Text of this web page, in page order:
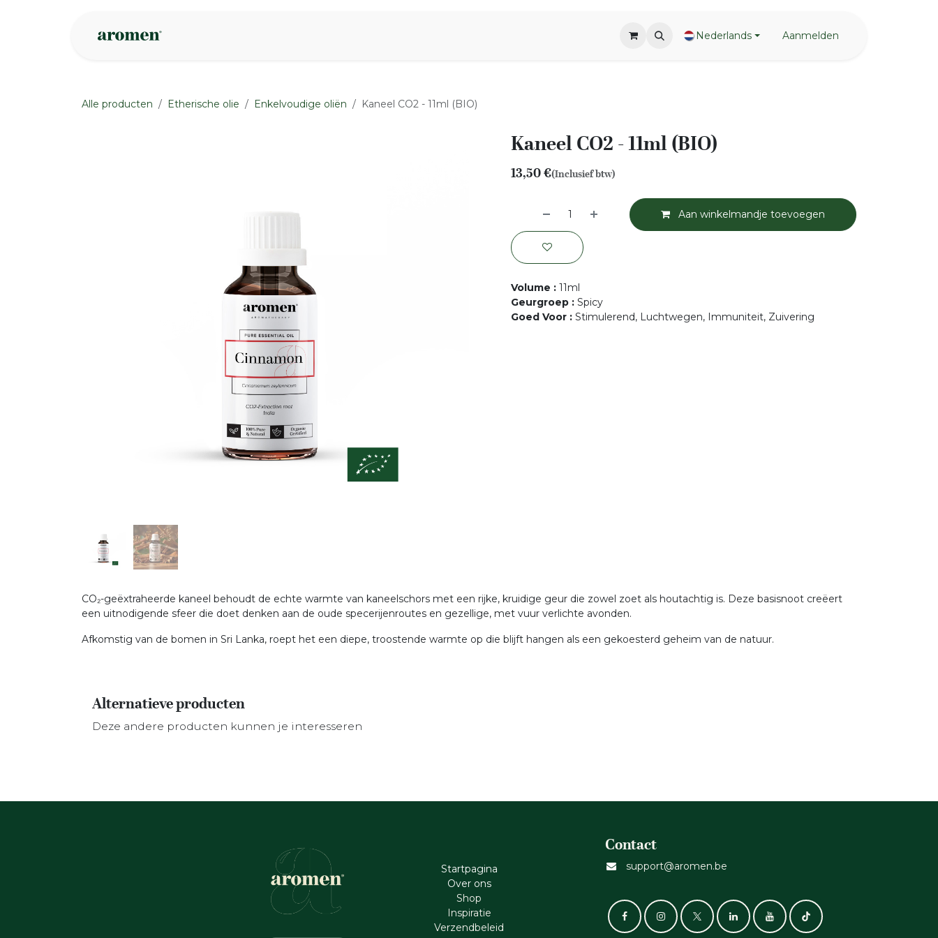
Nederlands Aanmelden
Alle producten Etherische olie Enkelvoudige oliën Kaneel CO2 - 11ml (BIO)
Kaneel CO2 - 11ml (BIO)
13,50€(Inclusief btw)
Aan winkelmandje toevoegen
Volume : 11ml
Geurgroep : Spicy
Goed Voor : Stimulerend, Luchtwegen, Immuniteit, Zuivering
CO₂-geëxtraheerde kaneel behoudt de echte warmte van kaneelschors met een rijke, kruidige geur die zowel zoet als houtachtig is. Deze basisnoot creëert
een uitnodigende sfeer die doet denken aan de oude specerijenroutes en gezellige, met vuur verlichte avonden.
Afkomstig van de bomen in Sri Lanka, roept het een diepe, troostende warmte op die blijft hangen als een gekoesterd geheim van de natuur.
Alternatieve producten
Deze andere producten kunnen je interesseren
Startpagina
Ove​r​ ons
Shop
Inspiratie
Verzendbeleid
Contact
support@aromen.be